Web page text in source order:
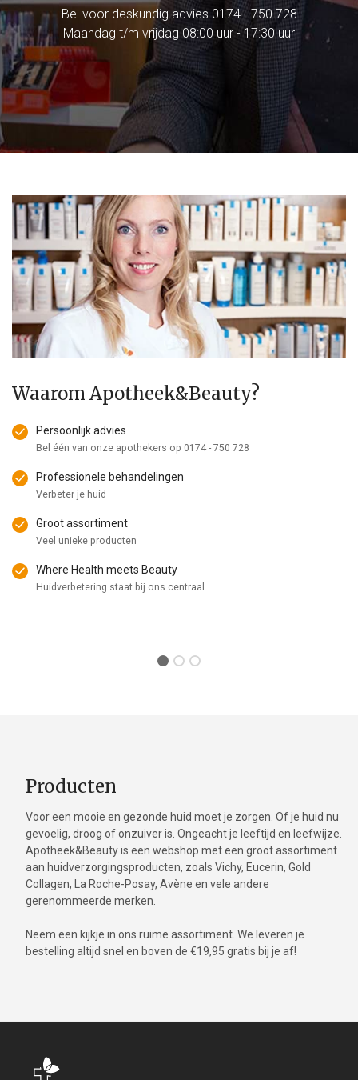
Bel voor deskundig advies 0174 - 750 728
Maandag t/m vrijdag 08:00 uur - 17:30 uur
Waarom Apotheek&Beauty?
Persoonlijk advies
Bel één van onze apothekers op 0174 - 750 728
Professionele behandelingen
Verbeter je huid
Groot assortiment
Veel unieke producten
Where Health meets Beauty
Huidverbetering staat bij ons centraal
Producten
Voor een mooie en gezonde huid moet je zorgen. Of je huid nu
gevoelig, droog of onzuiver is. Ongeacht je leeftijd en leefwijze.
Apotheek&Beauty is een webshop met een groot assortiment
aan huidverzorgingsproducten, zoals Vichy, Eucerin, Gold
Collagen, La Roche-Posay, Avène en vele andere
gerenommeerde merken.
Neem een kijkje in ons ruime assortiment. We leveren je
bestelling altijd snel en boven de €19,95 gratis bij je af!